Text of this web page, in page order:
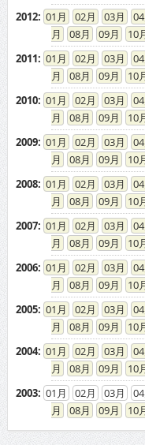
2012: 01 02 03 04
08
09 10
2011: 01 02 03 04
08
09 10
2010: 01 02 03 04
08
09 10
2009: 01 02 03 04
08
09 10
2008: 01 02 03 04
08
09 10
2007: 01 02 03 04
08
09 10
2006: 01 02 03 04
08
09 10
2005: 01 02 03 04
08
09 10
2004: 01 02 03 04
08
09 10
2003: 01 02 03 04
08
09 10